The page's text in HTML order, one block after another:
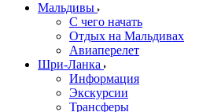
Мальдивы
С чего начать
Отдых на Мальдивах
Авиаперелет
Шри-Ланка
Информация
Экскурсии
Трансферы